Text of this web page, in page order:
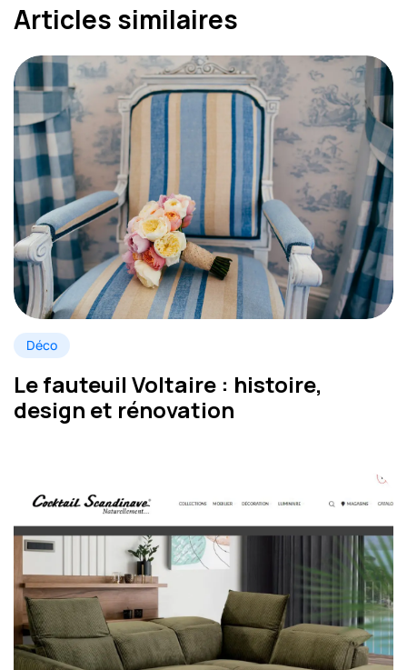
Articles similaires
Déco
Le fauteuil Voltaire : histoire,
design et rénovation